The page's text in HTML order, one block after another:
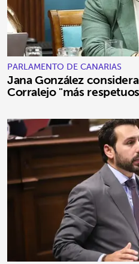
PARLAMENTO DE CANARIAS
Jana González
Corralejo "más